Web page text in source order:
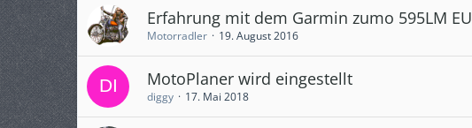
Erfahrung mit dem Garmin zumo 595LM EU
Motorradler 19. August 2016
MotoPlaner wird eingestellt
diggy 17. Mai 2018